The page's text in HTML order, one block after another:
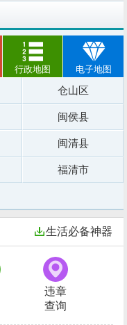
行政地图 电子地图
仓山区
闽侯县
闽清县
福清市
生活必备神器
违章
查询